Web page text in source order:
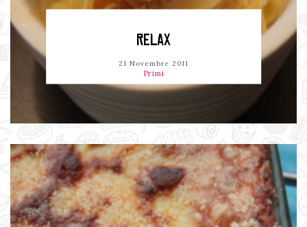
RELAX
21 Novembre 2011
Primi